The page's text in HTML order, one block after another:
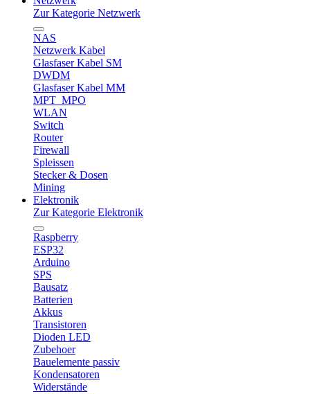
Zur Kategorie Netzwerk
NAS
Netzwerk Kabel
Glasfaser Kabel SM
DWDM
Glasfaser Kabel MM
MPT_MPO
WLAN
Switch
Router
Firewall
Spleissen
Stecker & Dosen
Mining
Elektronik
Zur Kategorie Elektronik
Raspberry
ESP32
Arduino
SPS
Bausatz
Batterien
Akkus
Transistoren
Dioden LED
Zubehoer
Bauelemente passiv
Kondensatoren
Widerstände